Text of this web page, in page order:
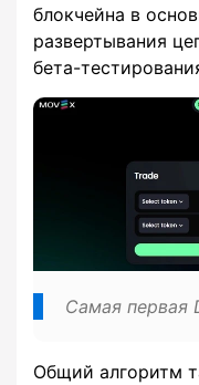
блокчейна в
развертывания
бета-
Самая первая
Общий алгоритм